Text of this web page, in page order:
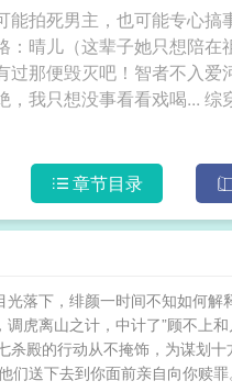
拍死男主，也可能专心
晴儿（这辈子她只想陪
那便毁灭吧！智者不入爱
（大闹天空？猴哥表示我有系统我
章节目录
落下，绯颜一时间不知如何
虎离山之计，中计了”顾不上
殿的行动从不掩饰，为谋划
送下去到你面前亲自向你赎